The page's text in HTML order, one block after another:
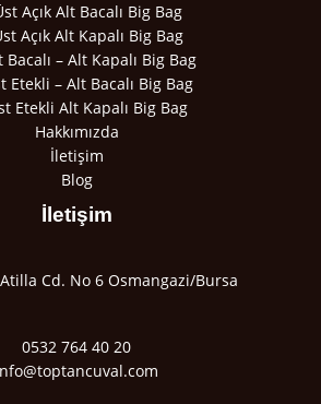
Açık Alt Bacalı Big Bag
Açık Alt Kapalı Big Bag
Bacalı – Alt Kapalı Big Bag
Etekli – Alt Bacalı Big Bag
Etekli Alt Kapalı Big Bag
Hakkımızda
İletişim
Blog
İletişim
Cd. No 6 Osmangazi/Bursa
0532 764 40 20